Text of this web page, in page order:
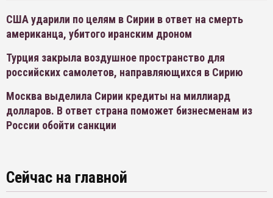
США ударили по целям в Сирии в ответ на смерть
американца, убитого иранским дроном
Турция закрыла воздушное пространство для
российских самолетов, направляющихся в Сирию
Москва выделила Сирии кредиты на миллиард
долларов. В ответ страна поможет бизнесменам из
России обойти санкции
Сейчас на главной